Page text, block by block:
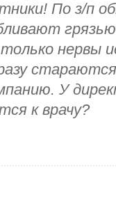
По з/п
нервы
У
к врачу?